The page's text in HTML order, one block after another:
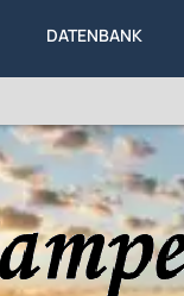
DATENBANK